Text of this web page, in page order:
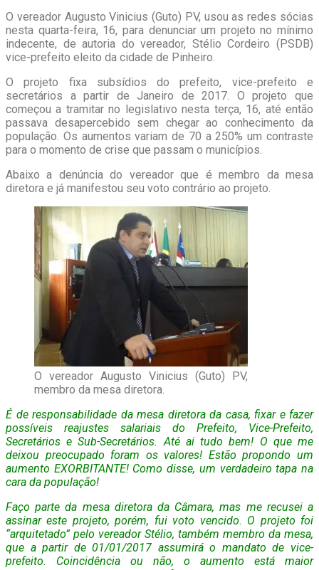
O vereador Augusto Vinicius (Guto) PV, usou as redes sócias
nesta quarta-feira, 16, para denunciar um projeto no mínimo
indecente, de autoria do vereador, Stélio Cordeiro (PSDB)
vice-prefeito eleito da cidade de Pinheiro.
O projeto fixa subsídios do prefeito, vice-prefeito e
secretários a partir de Janeiro de 2017. O projeto que
começou a tramitar no legislativo nesta terça, 16, até então
passava desapercebido sem chegar ao conhecimento da
população. Os aumentos variam de 70 a 250% um contraste
para o momento de crise que passam o municípios.
Abaixo a denúncia do vereador que é membro da mesa
diretora e já manifestou seu voto contrário ao projeto.
O vereador Augusto Vinicius (Guto) PV,
membro da mesa diretora.
É de responsabilidade da mesa diretora da casa, fixar e fazer
possíveis reajustes salariais do Prefeito, Vice-Prefeito,
Secretários e Sub-Secretários. Até ai tudo bem! O que me
deixou preocupado foram os valores! Estão propondo um
aumento EXORBITANTE! Como disse, um verdadeiro tapa na
cara da população!
Faço parte da mesa diretora da Câmara, mas me recusei a
assinar este projeto, porém, fui voto vencido. O projeto foi
“arquitetado” pelo vereador Stélio, também membro da mesa,
que a partir de 01/01/2017 assumirá o mandato de vice-
prefeito. Coincidência ou não, o aumento está maior